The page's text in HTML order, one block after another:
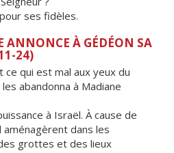
ses fidèles.
ANNONCE À GÉDÉON SA
24)
ce qui est mal aux yeux du
abandonna à Madiane
à Israël. À cause de
aménagèrent dans les
grottes et des lieux